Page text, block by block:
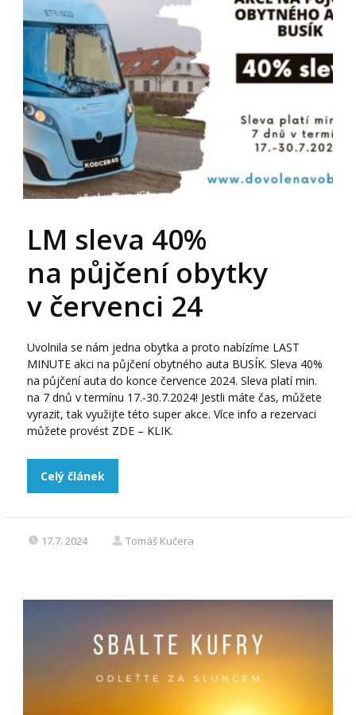
LM sleva 40%
na půjčení obytky
v červenci 24
Uvolnila se nám jedna obytka a proto nabízíme LAST
MINUTE akci na půjčení obytného auta BUSÍK. Sleva 40%
na půjčení auta do konce července 2024. Sleva platí min.
na 7 dnů v termínu 17.-30.7.2024! Jestli máte čas, můžete
vyrazit, tak využijte této super akce. Více info a rezervaci
můžete provést ZDE – KLIK.
Celý článek
17.7. 2024 Tomáš Kučera